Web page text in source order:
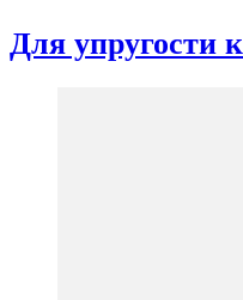
Для упругости